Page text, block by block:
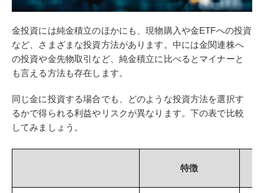
金投資には純金積立のほかにも、現物購入や金ETFへの投資
など、さまざまな投資方法があります。中には金関連株へ
の投資や金先物取引など、純金積立に比べるとマイナーと
も言える方法も存在します。
同じ金に投資する場合でも、どのような投資方法を選択す
るかで得られる利益やリスクが異なります。下の表で比較
してみましょう。
特徴